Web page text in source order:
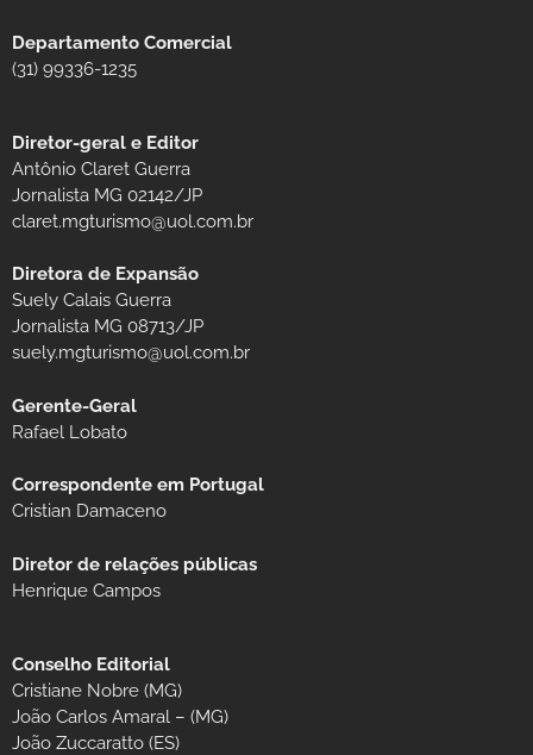
Departamento Comercial
(31) 99336-1235
Diretor-geral e Editor
Antônio Claret Guerra
Jornalista MG 02142/JP
claret.mgturismo@uol.com.br
Diretora de Expansão
Suely Calais Guerra
Jornalista MG 08713/JP
suely.mgturismo@uol.com.br
Gerente-Geral
Rafael Lobato
Correspondente em Portugal
Cristian Damaceno
Diretor de relações públicas
Henrique Campos
Conselho Editorial
Cristiane Nobre (MG)
João Carlos Amaral – (MG)
João Zuccaratto (ES)